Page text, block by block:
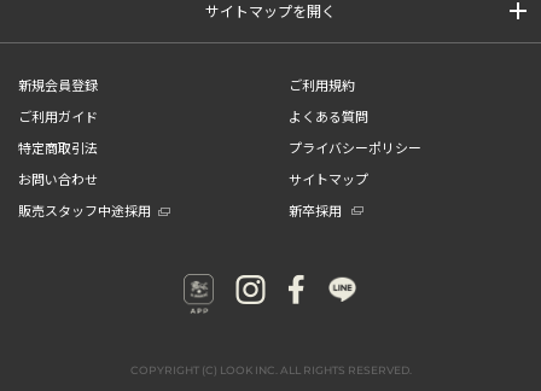
サイトマップを開く
新規会員登録
ご利用規約
ご利用ガイド
よくある質問
特定商取引法
プライバシーポリシー
お問い合わせ
サイトマップ
販売スタッフ中途採用
新卒採用
COPYRIGHT (C) LOOK INC. ALL RIGHTS RESERVED.